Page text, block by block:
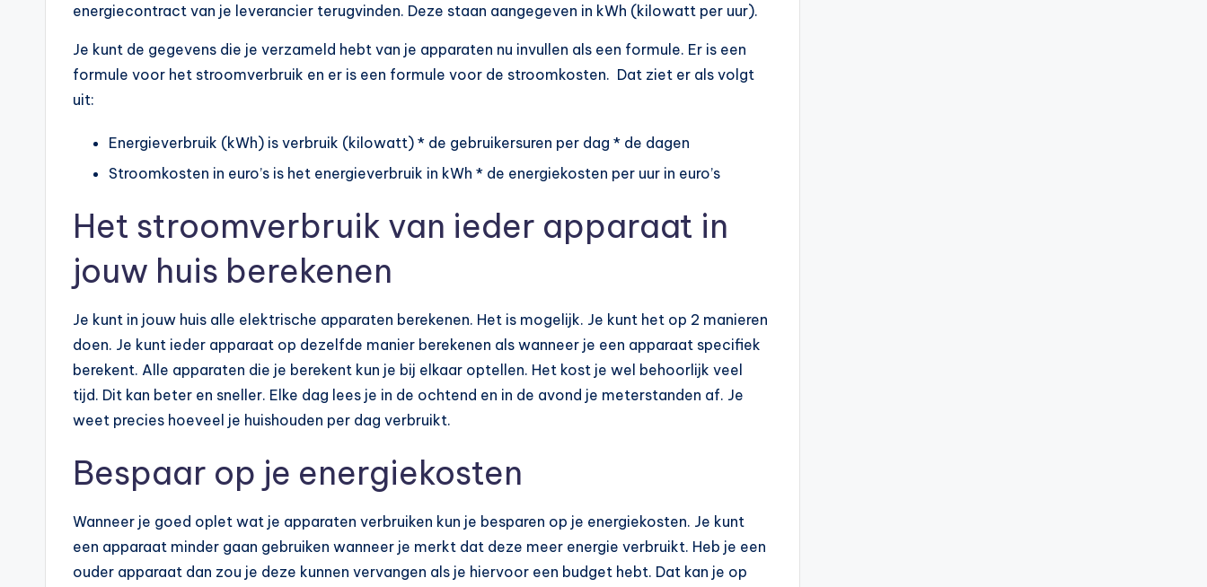
energiecontract van je leverancier terugvinden. Deze staan aangegeven in kWh (kilowatt per uur).
Je kunt de gegevens die je verzameld hebt van je apparaten nu invullen als een formule. Er is een
formule voor het stroomverbruik en er is een formule voor de stroomkosten. Dat ziet er als volgt
uit:
Energieverbruik (kWh) is verbruik (kilowatt) * de gebruikersuren per dag * de dagen
Stroomkosten in euro’s is het energieverbruik in kWh * de energiekosten per uur in euro’s
Het stroomverbruik van ieder apparaat in
jouw huis berekenen
Je kunt in jouw huis alle elektrische apparaten berekenen. Het is mogelijk. Je kunt het op 2 manieren
doen. Je kunt ieder apparaat op dezelfde manier berekenen als wanneer je een apparaat specifiek
berekent. Alle apparaten die je berekent kun je bij elkaar optellen. Het kost je wel behoorlijk veel
tijd. Dit kan beter en sneller. Elke dag lees je in de ochtend en in de avond je meterstanden af. Je
weet precies hoeveel je huishouden per dag verbruikt.
Bespaar op je energiekosten
Wanneer je goed oplet wat je apparaten verbruiken kun je besparen op je energiekosten. Je kunt
een apparaat minder gaan gebruiken wanneer je merkt dat deze meer energie verbruikt. Heb je een
ouder apparaat dan zou je deze kunnen vervangen als je hiervoor een budget hebt. Dat kan je op